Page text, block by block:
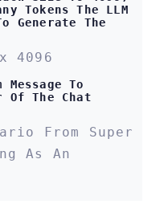
Tokens The LLM
Generate The
4096
Message To
Of The Chat
From Super
As An